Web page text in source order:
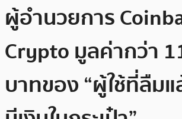
ผู้อำนวยการ
Crypto มูลค่ากว่า
บาทของ “ผู้ใช้ที่ลืมแ